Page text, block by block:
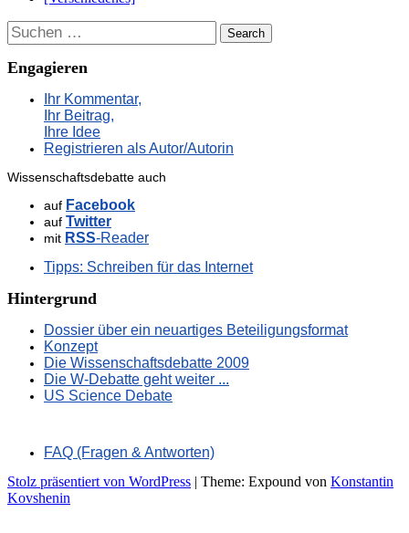
Suchen
Engagieren
Ihr Kommentar,
Ihr Beitrag,
Ihre Idee
Registrieren als Autor/Autorin
Wissenschaftsdebatte auch
auf Facebook
auf Twitter
mit RSS-Reader
Tipps: Schreiben für das Internet
Hintergrund
Dossier über ein neuartiges Beteiligungsformat
Konzept
Die Wissenschaftsdebatte 2009
Die W-Debatte geht weiter ...
US Science Debate
FAQ (Fragen & Antworten)
Stolz präsentiert von WordPress | Theme: Expound von Konstantin
Kovshenin